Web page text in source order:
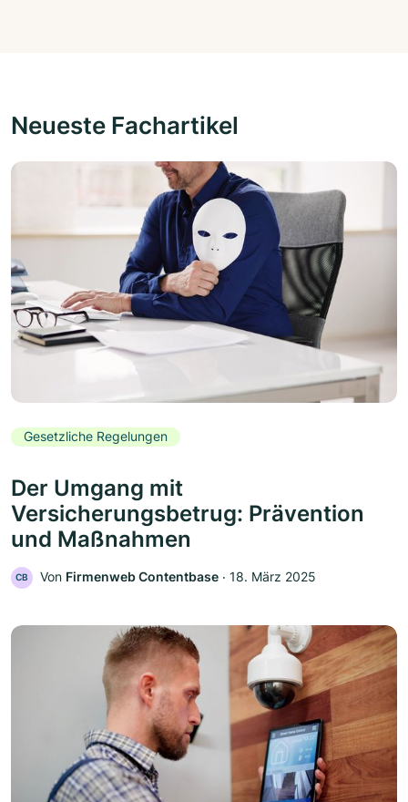
Neueste Fachartikel
Gesetzliche Regelungen
Der Umgang mit
Versicherungsbetrug: Prävention
und Maßnahmen
CB Von Firmenweb Contentbase ‧ 18. März 2025